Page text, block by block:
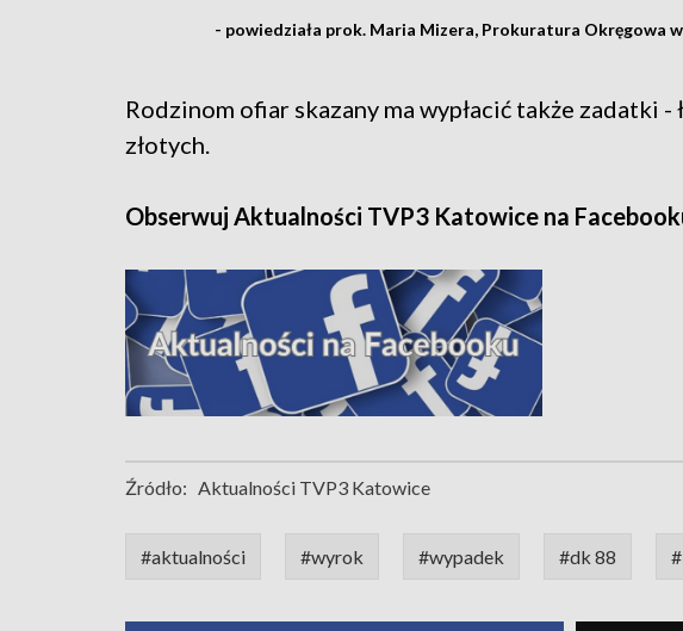
- powiedziała prok. Maria Mizera, Prokuratura Okręgowa
Rodzinom ofiar skazany ma wypłacić także zadatki
złotych.
Obserwuj Aktualności TVP3 Katowice na
Źródło: Aktualności TVP3 Katowice
#aktualności #wyrok #wypadek #dk 88